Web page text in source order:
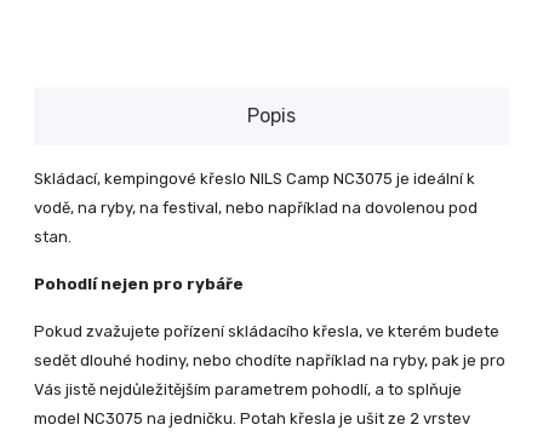
Popis
Skládací, kempingové křeslo NILS Camp NC3075 je ideální k
vodě, na ryby, na festival, nebo například na dovolenou pod
stan.
Pohodlí nejen pro rybáře
Pokud zvažujete pořízení skládacího křesla, ve kterém budete
sedět dlouhé hodiny, nebo chodíte například na ryby, pak je pro
Vás jistě nejdůležitějším parametrem pohodlí, a to splňuje
model NC3075 na jedničku. Potah křesla je ušit ze 2 vrstev